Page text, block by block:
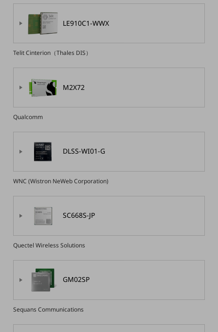
ニュースルーム
ニュースルームTOP
ニュースリリース
地域からの発表
重要なお知らせ
お知らせ
社外からの評価実績
サステナビリティ
NTTドコモビジネスグループのサステナビリティ
サステナビリティ基本方針
サステナビリティレポート
ダイバーシティ
経営情報TOP
決算公告
基礎的電気通信役務損益明細表
採用情報TOP
新卒採用
LE910C1-WWX
Telit Cinterion（Thales DIS）
M2X72
Qualcomm
DLSS-WI01-G
WNC (Wistron NeWeb Corporation)
SC668S-JP
Quectel Wireless Solutions
GM02SP
Sequans Communications